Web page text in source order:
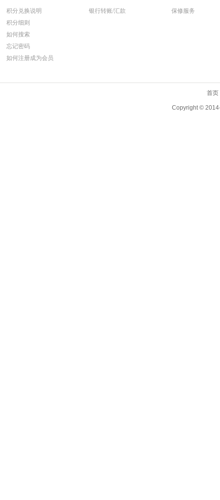
积分兑换说明
积分细则
如何搜索
忘记密码
如何注册成为会员
银行转账/汇款 保修服务
首页
Copyright ©